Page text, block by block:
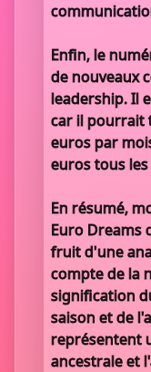
Enfin, le
de nouveaux
leadership. Il
car il pourrait
euros par
euros tous
En résumé,
Euro Dreams
fruit d'une
compte de la
signification
saison et de
représentent
ancestrale et